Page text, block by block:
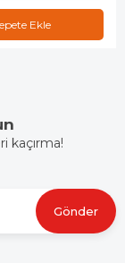
Ekle
kaçırma!
Gönder